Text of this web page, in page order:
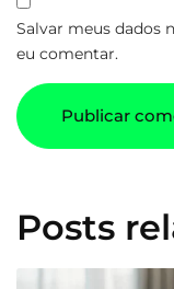
Salvar meus dados
eu comentar.
Posts